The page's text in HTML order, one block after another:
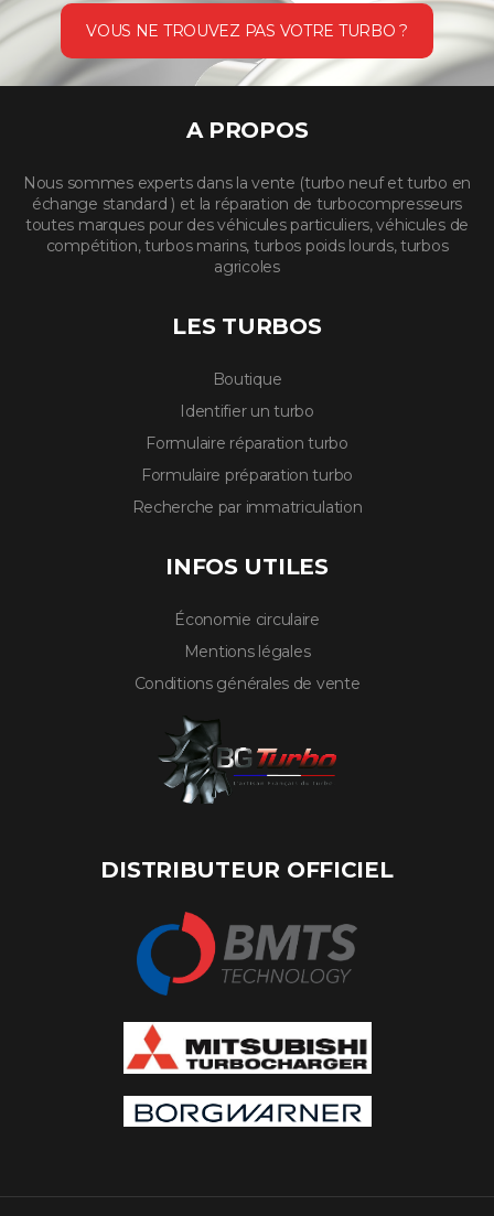
VOUS NE TROUVEZ PAS VOTRE TURBO ?
A PROPOS
Nous sommes experts dans la vente (turbo neuf et turbo en
échange standard ) et la réparation de turbocompresseurs
toutes marques pour des véhicules particuliers, véhicules de
compétition, turbos marins, turbos poids lourds, turbos
agricoles
LES TURBOS
Boutique
Identifier un turbo
Formulaire réparation turbo
Formulaire préparation turbo
Recherche par immatriculation
INFOS UTILES
Économie circulaire
Mentions légales
Conditions générales de vente
DISTRIBUTEUR OFFICIEL